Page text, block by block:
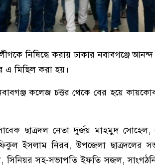
নিষিদ্ধে করায় ঢাকার নবাবগঞ্জে
এ মিছিল করা হয়।
কলেজ চত্তর থেকে বের হয়ে
ছাত্রদল নেতা দুর্জয় মাহমুদ
ইসলাম নিরব, উপজেলা ছাত্রদলের
সিনিয়র সহ-সভাপতি ইফতি সজল,